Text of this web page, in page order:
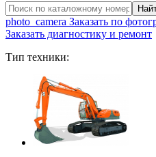
photo_camera Заказать по
Заказать диагностику и ремонт
Тип техники: